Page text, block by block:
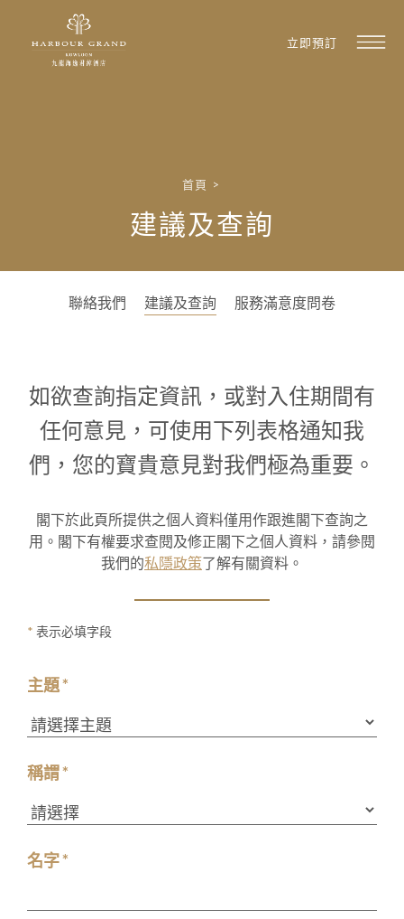
立即預訂
1
1 0
首頁 >
建議及查詢
聯絡我們 建議及查詢 服務滿意度問卷
如欲查詢指定資訊，或對入住期間有
任何意見，可使用下列表格通知我
們，您的寶貴意見對我們極為重要。
閣下於此頁所提供之個人資料僅用作跟進閣下查詢之
用。閣下有權要求查閱及修正閣下之個人資料，請參閱
我們的私隱政策了解有關資料。
* 表示必填字段
主題 *
稱謂 *
名字 *